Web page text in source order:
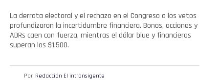
La derrota electoral y el rechazo en el Congreso a los vetos
profundizaron la incertidumbre financiera. Bonos, acciones y
ADRs caen con fuerza, mientras el dólar blue y financieros
superan los $1.500.
Por Redacción El intransigente